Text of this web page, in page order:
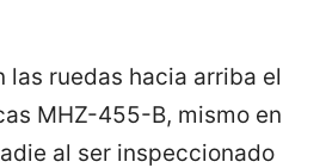
las ruedas hacia arriba el
MHZ-455-B, mismo en
al ser inspeccionado